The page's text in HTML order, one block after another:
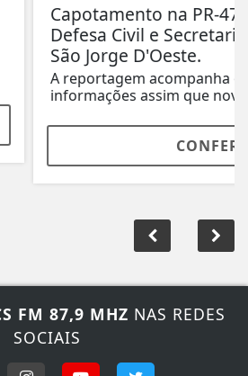
PR-475 mobiliza
de Saúde em
o caso e atualizará as
que novos detalhes forem...
CONFERIR
FM 87,9 MHZ NAS REDES
SOCIAIS